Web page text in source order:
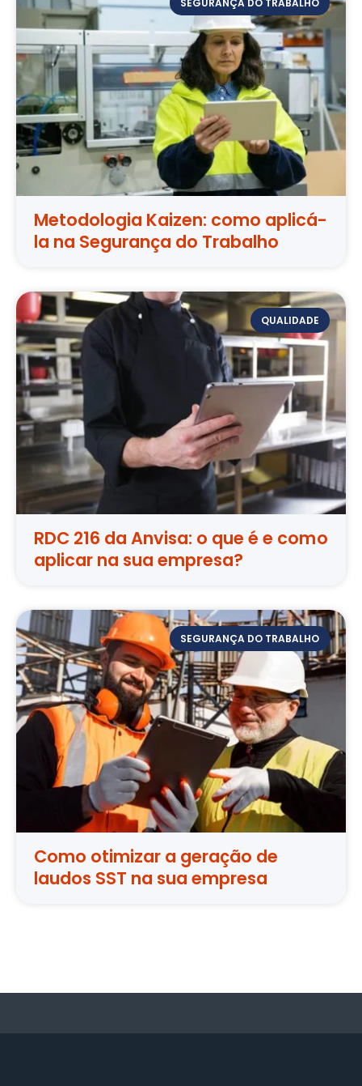
Metodologia Kaizen: como aplicá-
la na Segurança do Trabalho
QUALIDADE
RDC 216 da Anvisa: o que é e como
aplicar na sua empresa?
SEGURANÇA DO TRABALHO
Como otimizar a geração de
laudos SST na sua empresa